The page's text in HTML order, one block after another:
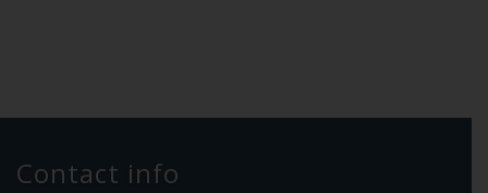
Contact info